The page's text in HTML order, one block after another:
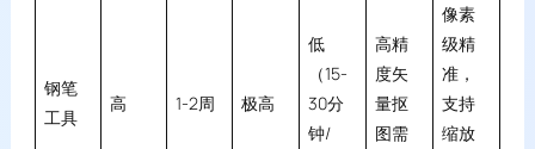
钢笔
工具
高 1-2周 极高
低
（15-
30分
钟/
高精
度矢
量抠
图需
像素
级精
准，
支持
缩放